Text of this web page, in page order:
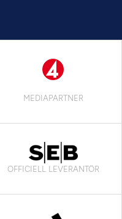
MEDIAPARTNER
OFFICIELL LEVERANTÖR